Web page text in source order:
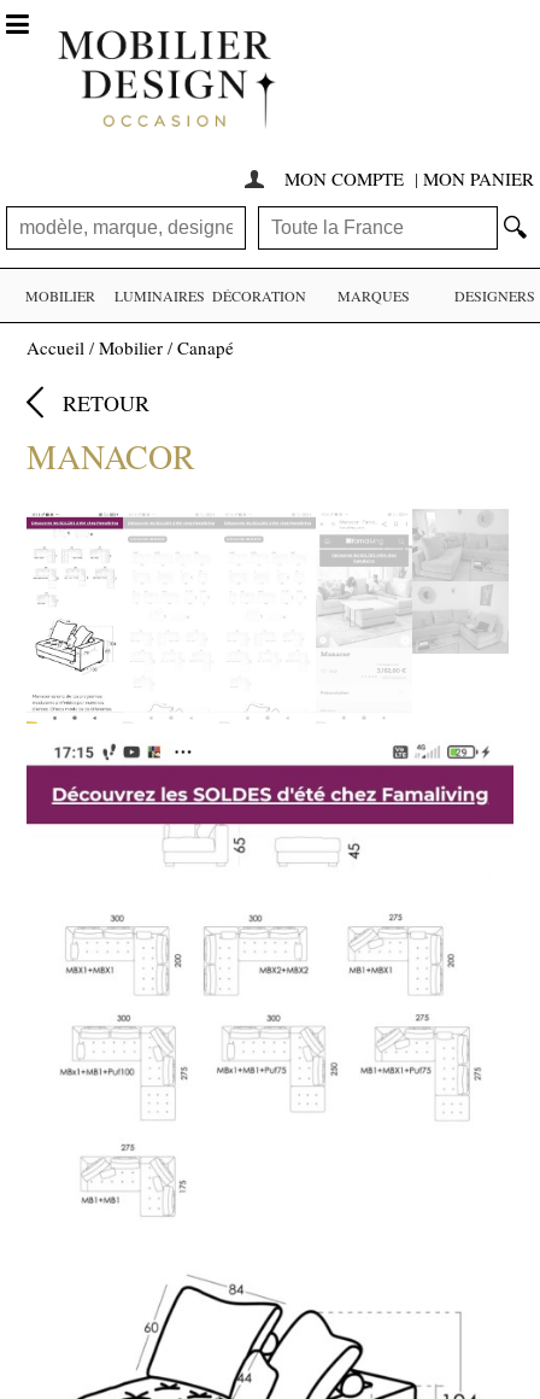
 MON COMPTE | MON PANIER
🔍

MOBILIER LUMINAIRES DÉCORATION MARQUES DESIGNERS
Accueil /Mobilier /Canapé
 RETOUR
MANACOR